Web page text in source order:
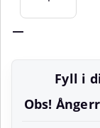
Fyll i
Obs!